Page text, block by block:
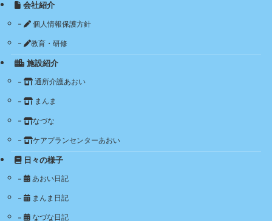
会社紹介
個人情報保護方針
教育・研修
施設紹介
通所介護あおい
まんま
なづな
ケアプランセンターあおい
日々の様子
あおい日記
まんま日記
なづな日記